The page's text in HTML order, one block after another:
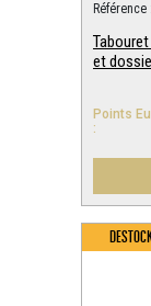
Référence :
et
Points
: